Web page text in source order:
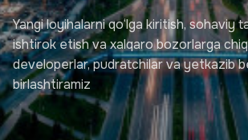
Yangi loyihalarni qo‘lga kiritish, sohaviy
ishtirok etish va xalqaro bozorlarga
developerlar, pudratchilar va yetkazib
birlashtiramiz